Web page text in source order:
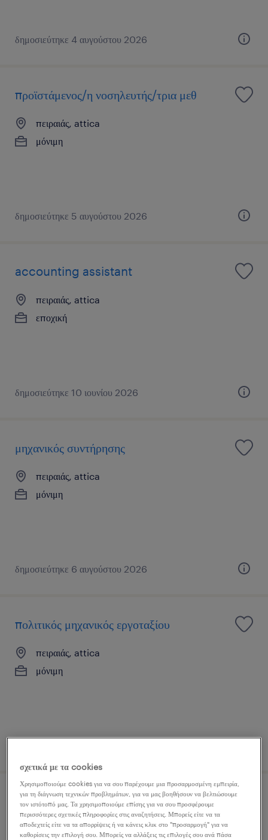
δημοσιεύτηκε 4 αυγούστου 2026
προϊστάμενος/η νοσηλευτής/τρια μεθ
πειραιάς, attica
μόνιμη
δημοσιεύτηκε 5 αυγούστου 2026
accounting assistant
πειραιάς, attica
εποχική
δημοσιεύτηκε 10 ιουνίου 2026
μηχανικός συντήρησης
πειραιάς, attica
μόνιμη
δημοσιεύτηκε 6 αυγούστου 2026
πολιτικός μηχανικός εργοταξίου
πειραιάς, attica
μόνιμη
νοσηλευτής/τρια μεθ
πειραιάς, attica
σχετικά με τα cookies
Χρησιμοποιούμε cookies για να σου παρέχουμε μια προσαρμοσμένη εμπειρία,
για τη διάγνωση τεχνικών προβλημάτων, για να μας βοηθήσουν να βελτιώσουμε
τον ιστότοπό μας. Τα χρησιμοποιούμε επίσης για να σου προσφέρουμε
περισσότερες σχετικές πληροφορίες στις αναζητήσεις. Μπορείς είτε να τα
αποδεχτείς είτε να τα απορρίψεις ή να κάνεις κλικ στο "προσαρμογή" για να
καθορίσεις την επιλογή σου. Μπορείς να αλλάξεις τις επιλογές σου ανά πάσα